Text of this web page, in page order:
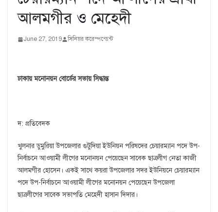
আলমগীর ও মেহেদী
June 27, 2019 সিনিয়র করেস্পন্ডেন্ট
ঢাকায় মনোনয়ন বোর্ডের সভায় সিদ্ধান্ত
দ: প্রতিবেদক
খুলনার ডুমুরিয়া উপজেলার গুটুদিয়া ইউনিয়ন পরিষদের চেয়ারম্যান পদে উপ-
নির্বাচনে আওয়ামী লীগের মনোনয়ন পেয়েছেন সাবেক ছাত্রলীগ নেতা কাজী
আলমগীর হোসেন। একই সাথে কয়রা উপজেলার সদর ইউনিয়নে চেয়ারম্যান
পদে উপ-নির্বাচনে আওয়ামী লীগের মনোনয়ন পেয়েছেন উপজেলা
ছাত্রলীগের সাবেক সভাপতি মেহেদী হাসান দিদার।